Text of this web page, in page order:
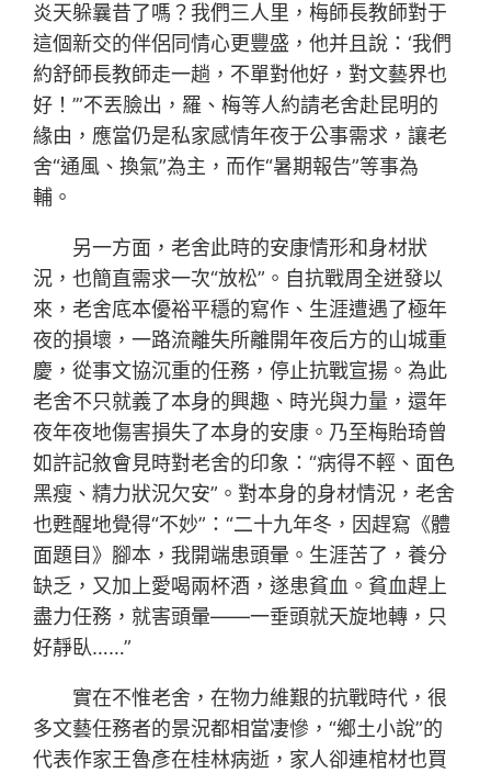
炎天躲曩昔了嗎？我們三人里，梅師長教師對于
這個新交的伴侶同情心更豐盛，他并且說：‘我們
約舒師長教師走一趟，不單對他好，對文藝界也
好！’”不丟臉出，羅、梅等人約請老舍赴昆明的
緣由，應當仍是私家感情年夜于公事需求，讓老
舍“通風、換氣”為主，而作“暑期報告”等事為
輔。
另一方面，老舍此時的安康情形和身材狀
況，也簡直需求一次“放松”。自抗戰周全迸發以
來，老舍底本優裕平穩的寫作、生涯遭遇了極年
夜的損壞，一路流離失所離開年夜后方的山城重
慶，從事文協沉重的任務，停止抗戰宣揚。為此
老舍不只就義了本身的興趣、時光與力量，還年
夜年夜地傷害損失了本身的安康。乃至梅貽琦曾
如許記敘會見時對老舍的印象：“病得不輕、面色
黑瘦、精力狀況欠安”。對本身的身材情況，老舍
也甦醒地覺得“不妙”：“二十九年冬，因趕寫《體
面題目》腳本，我開端患頭暈。生涯苦了，養分
缺乏，又加上愛喝兩杯酒，遂患貧血。貧血趕上
盡力任務，就害頭暈——一垂頭就天旋地轉，只
好靜臥……”
實在不惟老舍，在物力維艱的抗戰時代，很
多文藝任務者的景況都相當凄慘，“鄉土小說”的
代表作家王魯彥在桂林病逝，家人卻連棺材也買